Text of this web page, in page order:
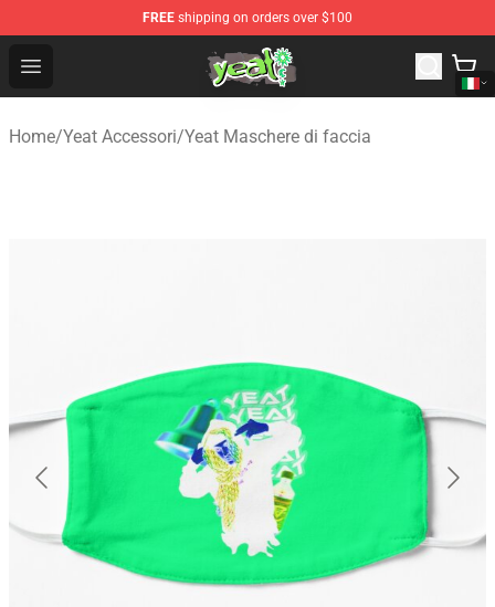
FREE shipping on orders over $100
Open menu
Yeat Shop - Official Yeat Merchandise Store
Home/Yeat Accessori/Yeat Maschere di faccia